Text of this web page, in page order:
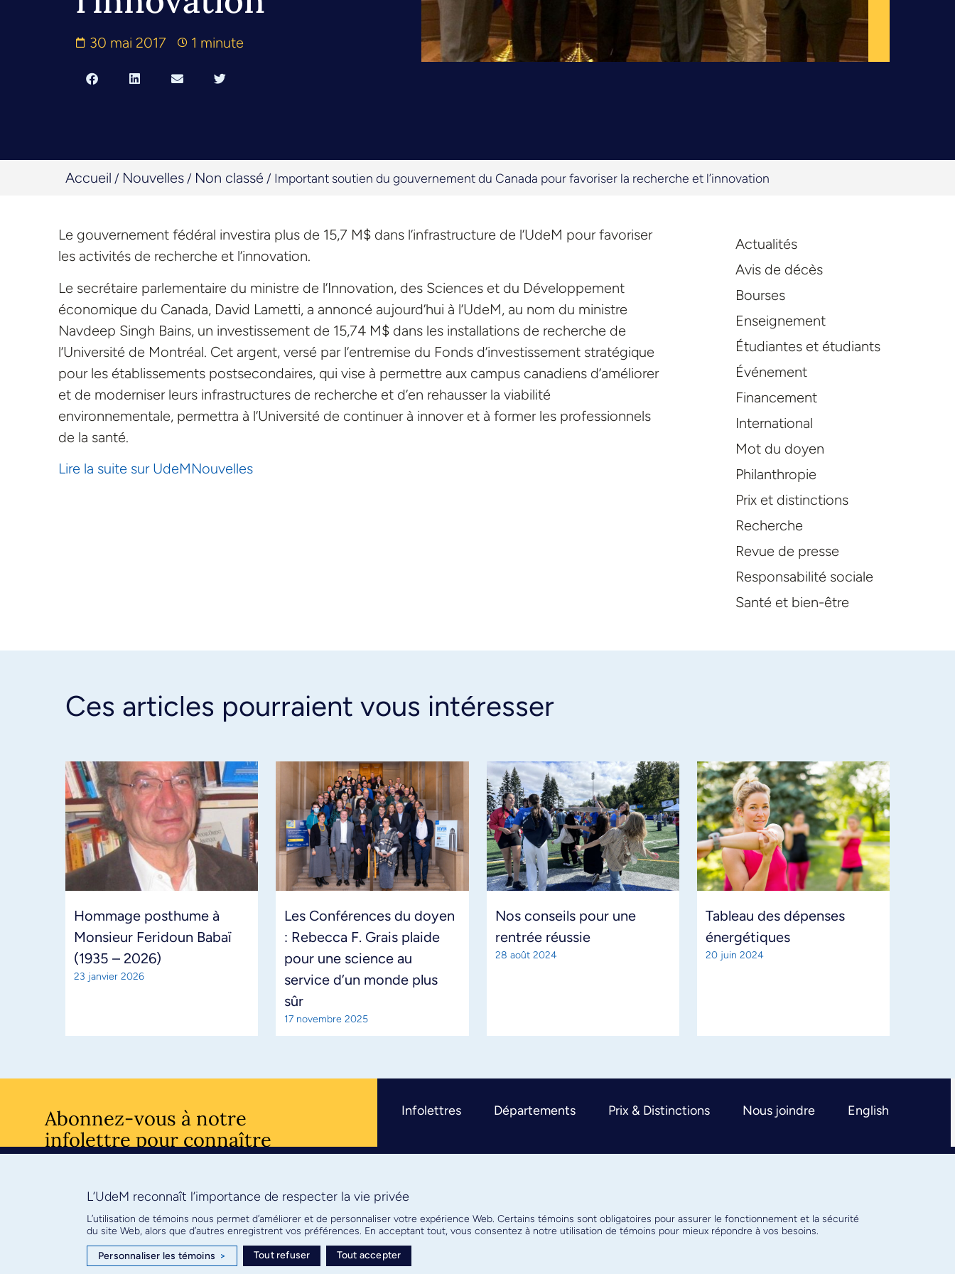
30 mai 2017 1 minute
Accueil / Nouvelles / Non classé / Important soutien du gouvernement du Canada pour favoriser la recherche et l’innovation
Le gouvernement fédéral investira plus de 15,7 M$ dans l’infrastructure de l’UdeM pour favoriser
les activités de recherche et l’innovation.
Le secrétaire parlementaire du ministre de l’Innovation, des Sciences et du Développement
économique du Canada, David Lametti, a annoncé aujourd’hui à l’UdeM, au nom du ministre
Navdeep Singh Bains, un investissement de 15,74 M$ dans les installations de recherche de
l’Université de Montréal. Cet argent, versé par l’entremise du Fonds d’investissement stratégique
pour les établissements postsecondaires, qui vise à permettre aux campus canadiens d’améliorer
et de moderniser leurs infrastructures de recherche et d’en rehausser la viabilité
environnementale, permettra à l’Université de continuer à innover et à former les professionnels
de la santé.
Lire la suite sur UdeMNouvelles
Actualités
Avis de décès
Bourses
Enseignement
Étudiantes et étudiants
Événement
Financement
International
Mot du doyen
Philanthropie
Prix et distinctions
Recherche
Revue de presse
Responsabilité sociale
Santé et bien-être
Ces articles pourraient vous intéresser
Hommage posthume à
Monsieur Feridoun Babaï
(1935 – 2026)
23 janvier 2026
Les Conférences du doyen
: Rebecca F. Grais plaide
pour une science au
service d’un monde plus
sûr
17 novembre 2025
Nos conseils pour une
rentrée réussie
28 août 2024
Tableau des dépenses
énergétiques
20 juin 2024
Abonnez-vous à notre
infolettre pour connaître
l’actualité facultaire
S'ABONNER
Infolettres Départements Prix & Distinctions Nous joindre English
L’UdeM reconnaît l’importance de respecter la vie privée
L’utilisation de témoins nous permet d’améliorer et de personnaliser votre expérience Web. Certains témoins sont obligatoires pour assurer le fonctionnement et la sécurité
du site Web, alors que d’autres enregistrent vos préférences. En acceptant tout, vous consentez à notre utilisation de témoins pour mieux répondre à vos besoins.
Personnaliser les témoins > Tout refuser Tout accepter